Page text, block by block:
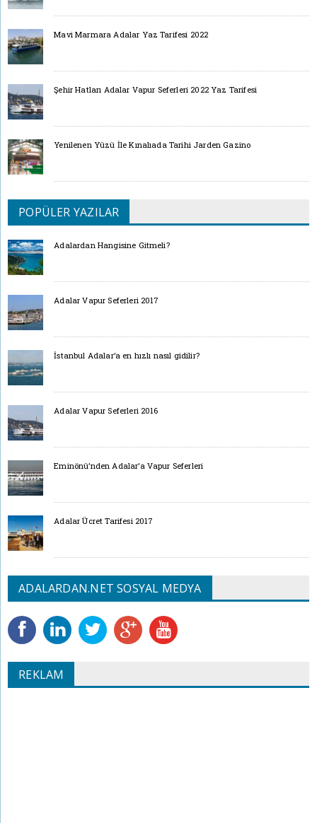
Mavi Marmara Adalar Yaz Tarifesi 2022
Şehir Hatları Adalar Vapur Seferleri 2022 Yaz Tarifesi
Yenilenen Yüzü İle Kınalıada Tarihi Jarden Gazino
POPÜLER YAZILAR
Adalardan Hangisine Gitmeli?
Adalar Vapur Seferleri 2017
İstanbul Adalar’a en hızlı nasıl gidilir?
Adalar Vapur Seferleri 2016
Eminönü’nden Adalar’a Vapur Seferleri
Adalar Ücret Tarifesi 2017
ADALARDAN.NET SOSYAL MEDYA
REKLAM